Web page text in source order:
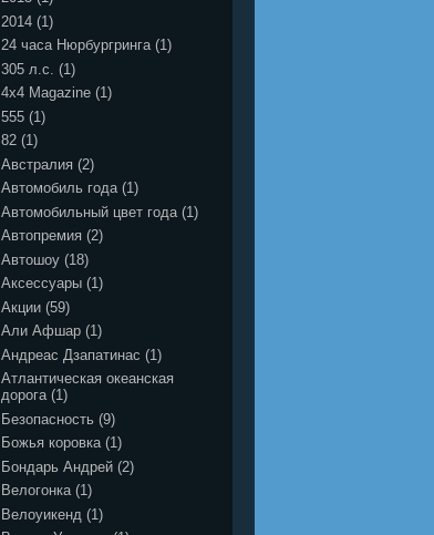
2014 (1)
24 часа Нюрбургринга (1)
305 л.с.
(1)
4x4 Magazine (1)
555 (1)
82 (1)
Австралия (2)
Автомобиль года (1)
Автомобильный цвет года (1)
Автопремия (2)
Автошоу (18)
Аксессуары (1)
Акции (59)
Али Афшар (1)
Андреас Дзапатинас (1)
Атлантическая океанская
дорога (1)
Безопасность (9)
Божья коровка (1)
Бондарь Андрей (2)
Велогонка (1)
Велоуикенд (1)